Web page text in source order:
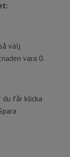
välj
vara 0.
du får klicka